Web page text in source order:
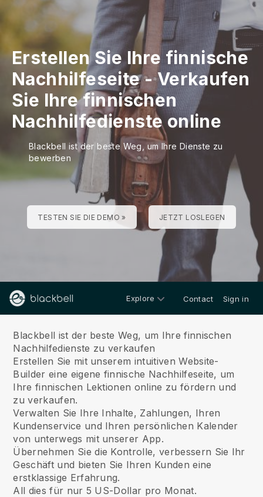
Erstellen Sie Ihre finnische
Nachhilfeseite-Verkaufen
Sie Ihre finnischen
Nachhilfedienste online
Blackbell ist der beste Weg, um Ihre Dienste zu
bewerben
TESTEN SIE DIE DEMO » JETZT LOSLEGEN
Explore Contact Sign in
Blackbell ist der beste Weg, um Ihre finnischen
Nachhilfedienste zu verkaufen
Erstellen Sie mit unserem intuitiven Website-
Builder eine eigene finnische Nachhilfeseite, um
Ihre finnischen Lektionen online zu fördern und
zu verkaufen.
Verwalten Sie Ihre Inhalte, Zahlungen, Ihren
Kundenservice und Ihren persönlichen Kalender
von unterwegs mit unserer App.
Übernehmen Sie die Kontrolle, verbessern Sie Ihr
Geschäft und bieten Sie Ihren Kunden eine
erstklassige Erfahrung.
All dies für nur 5 US-Dollar pro Monat.